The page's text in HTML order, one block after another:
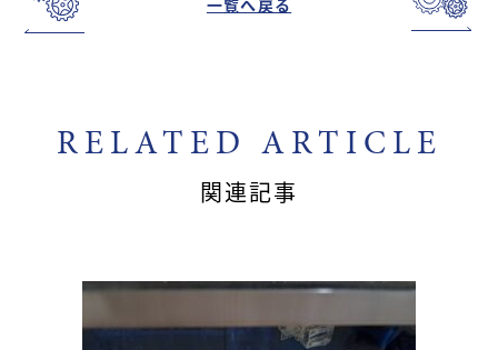
RELATED ARTICLE
関連記事